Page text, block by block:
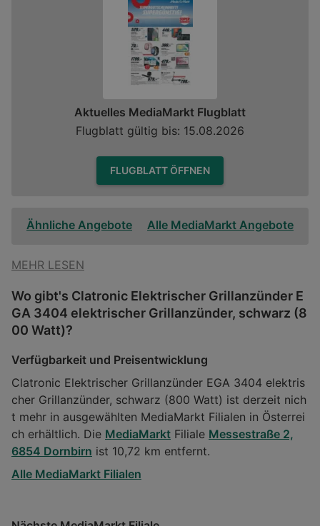
Aktuelles MediaMarkt Flugblatt
Flugblatt gültig bis: 15.08.2026
FLUGBLATT ÖFFNEN
Ähnliche Angebote Alle MediaMarkt Angebote
MEHR LESEN
Wo gibt's Clatronic Elektrischer Grillanzünder E
GA 3404 elektrischer Grillanzünder, schwarz (8
00 Watt)?
Verfügbarkeit und Preisentwicklung
Clatronic Elektrischer Grillanzünder EGA 3404 elektris
cher Grillanzünder, schwarz (800 Watt) ist derzeit nich
t mehr in ausgewählten MediaMarkt Filialen in Österrei
ch erhältlich. Die MediaMarkt Filiale Messestraße 2,
6854 Dornbirn ist 10,72 km entfernt.
Alle MediaMarkt Filialen